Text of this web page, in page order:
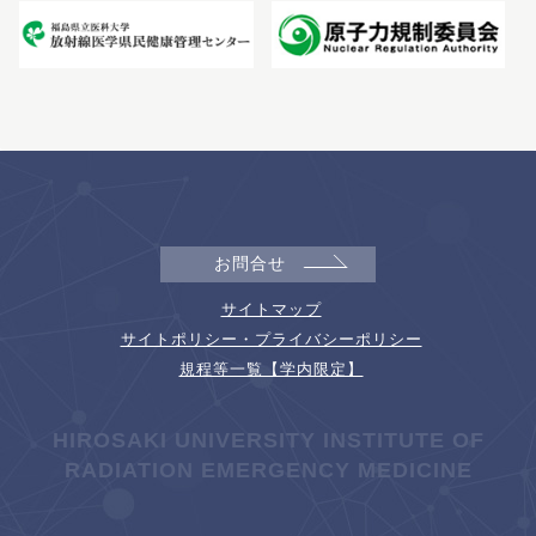
お問合せ
サイトマップ
サイトポリシー・プライバシーポリシー
規程等一覧【学内限定】
HIROSAKI UNIVERSITY INSTITUTE OF
RADIATION EMERGENCY MEDICINE